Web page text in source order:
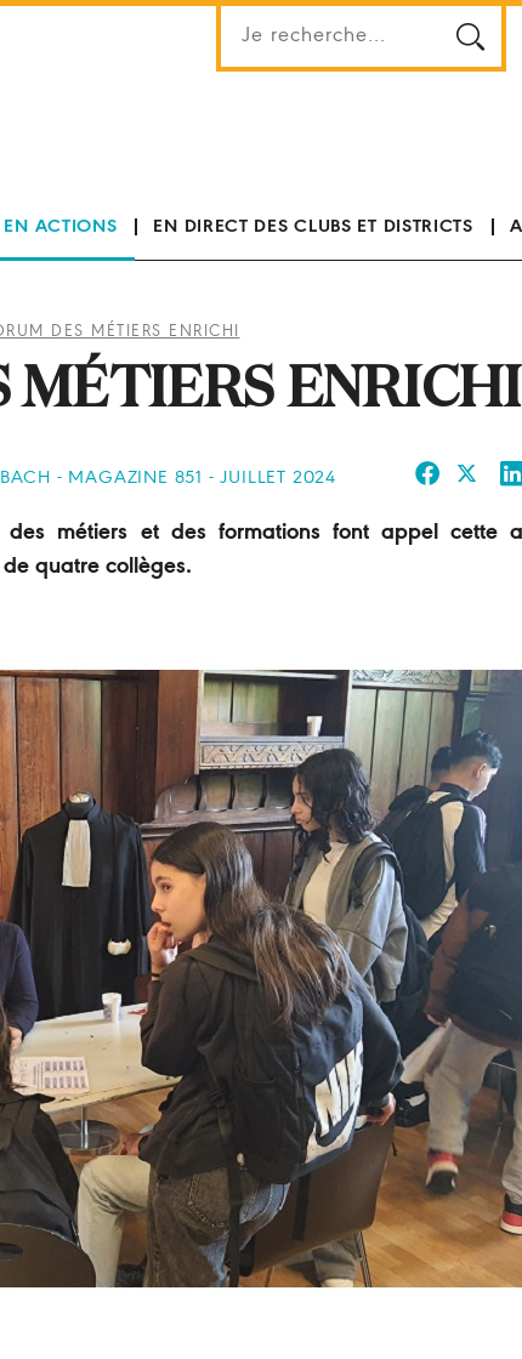
EN ACTIONS EN DIRECT DES CLUBS ET DISTRICTS
DES MÉTIERS ENRICHI
MÉTIERS ENRICHI
- MAGAZINE 851 - JUILLET 2024
des métiers et des formations font appel cette
quatre collèges.